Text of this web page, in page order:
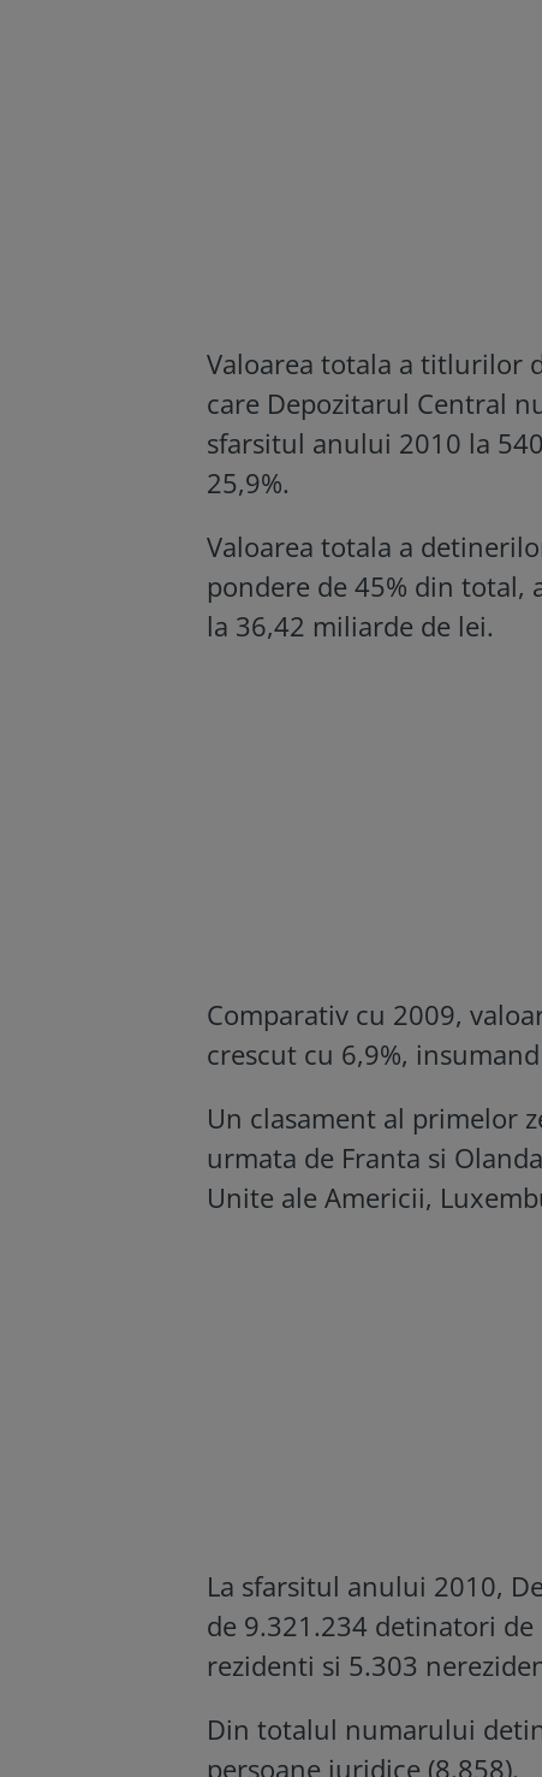
Valoarea totala a titlurilor
care Depozitarul Central
sfarsitul anului 2010 la
25,9%.
Valoarea totala a
pondere de 45% din total,
la 36,42 miliarde de lei.
Comparativ cu 2009,
crescut cu 6,9%,
Un clasament al primelor
urmata de Franta si
Unite ale Americii,
La sfarsitul anului 2010,
de 9.321.234 detinatori
rezidenti si 5.303
Din totalul numarului
persoane juridice (8.858).